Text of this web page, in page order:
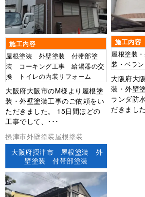
施工内容
屋根塗装 外壁塗装 付帯部塗
装 コーキング工事 給湯器の交
換 トイレの内装リフォーム
大阪府大阪市のM様より屋根塗
装・外壁塗装工事のご依頼をい
ただきました。 15日間ほどの
工事でして、･･･
施工内容
屋根塗装
装・ベラ
大阪府大
装・外壁
ランダ防
だきまし
摂津市外壁塗装屋根塗装
大阪府摂津市 屋根塗装 外
壁塗装 付帯部塗装